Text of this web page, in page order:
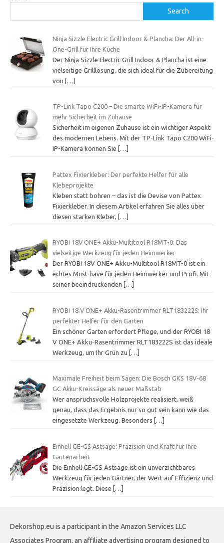
Search
Ninja Sizzle Electric Grill Indoor & Plancha: Der All-in-
One-Grill für Ihre Küche
Der Ninja Sizzle Electric Grill Indoor & Plancha ist eine
vielseitige Grilllösung, die sich ideal für die Zubereitung
von
[…]
TP-Link Tapo C200 – Die smarte WiFi-IP-Kamera für
mehr Sicherheit im Zuhause
Sicherheit im eigenen Zuhause ist ein wichtiger Aspekt
des modernen Lebens. Mit der TP-Link Tapo C200 WiFi-
IP-Kamera können Sie
[…]
Pattex Fixierkleber: Der perfekte Helfer für alle
Klebeprojekte
Kleben statt bohren – das ist die Devise von Pattex
Fixierkleber. In diesem Artikel erfahren Sie alles über
diesen starken Kleber,
[…]
RYOBI 18V ONE+ Akku-Multitool R18MT-0: Das
vielseitige Werkzeug für jeden Heimwerker
Der RYOBI 18V ONE+ Akku-Multitool R18MT-0 ist ein
echtes Must-have für jeden Heimwerker und Profi. Mit
seiner beeindruckenden
[…]
RYOBI 18 V ONE+ Akku-Rasentrimmer RLT183222S: Ihr
perfekter Helfer für den Garten
Ein schöner Garten erfordert Pflege, und der RYOBI 18
V ONE+ Akku-Rasentrimmer RLT183222S ist das ideale
Werkzeug, um Ihr Grün zu
[…]
Maximale Freiheit beim Sägen: Die Bosch GKS 18V-68
GC Akku-Kreissäge als neuer Maßstab
Wer anspruchsvolle Holzprojekte realisiert, weiß
genau, dass das Ergebnis nur so gut sein kann wie das
eingesetzte Werkzeug. Besonders
[…]
Einhell GE-GS Astsäge: Präzision und Kraft für Ihre
Gartenarbeit
Die Einhell GE-GS Astsäge ist ein unverzichtbares
Werkzeug für jeden Gärtner, der Wert auf Effizienz und
Präzision legt. Diese
[…]
Dekorshop.eu is a participant in the Amazon Services LLC
Associates Program, an affiliate advertising program designed to